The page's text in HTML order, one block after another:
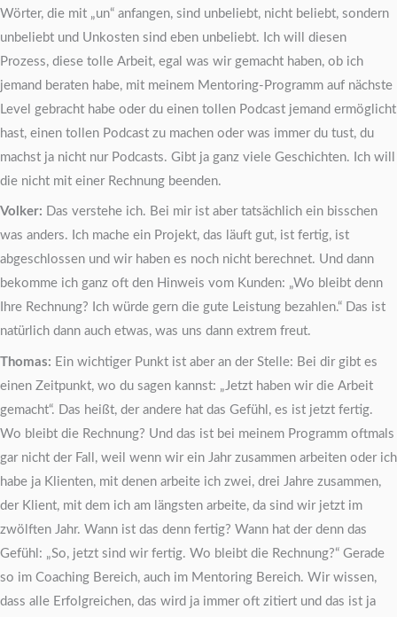
Wörter, die mit „un“ anfangen, sind unbeliebt, nicht beliebt, sondern
unbeliebt und Unkosten sind eben unbeliebt. Ich will diesen
Prozess, diese tolle Arbeit, egal was wir gemacht haben, ob ich
jemand beraten habe, mit meinem Mentoring-Programm auf nächste
Level gebracht habe oder du einen tollen Podcast jemand ermöglicht
hast, einen tollen Podcast zu machen oder was immer du tust, du
machst ja nicht nur Podcasts. Gibt ja ganz viele Geschichten. Ich will
die nicht mit einer Rechnung beenden.
Volker: Das verstehe ich. Bei mir ist aber tatsächlich ein bisschen
was anders. Ich mache ein Projekt, das läuft gut, ist fertig, ist
abgeschlossen und wir haben es noch nicht berechnet. Und dann
bekomme ich ganz oft den Hinweis vom Kunden: „Wo bleibt denn
Ihre Rechnung? Ich würde gern die gute Leistung bezahlen.“ Das ist
natürlich dann auch etwas, was uns dann extrem freut.
Thomas: Ein wichtiger Punkt ist aber an der Stelle: Bei dir gibt es
einen Zeitpunkt, wo du sagen kannst: „Jetzt haben wir die Arbeit
gemacht“. Das heißt, der andere hat das Gefühl, es ist jetzt fertig.
Wo bleibt die Rechnung? Und das ist bei meinem Programm oftmals
gar nicht der Fall, weil wenn wir ein Jahr zusammen arbeiten oder ich
habe ja Klienten, mit denen arbeite ich zwei, drei Jahre zusammen,
der Klient, mit dem ich am längsten arbeite, da sind wir jetzt im
zwölften Jahr. Wann ist das denn fertig? Wann hat der denn das
Gefühl: „So, jetzt sind wir fertig. Wo bleibt die Rechnung?“ Gerade
so im Coaching Bereich, auch im Mentoring Bereich. Wir wissen,
dass alle Erfolgreichen, das wird ja immer oft zitiert und das ist ja